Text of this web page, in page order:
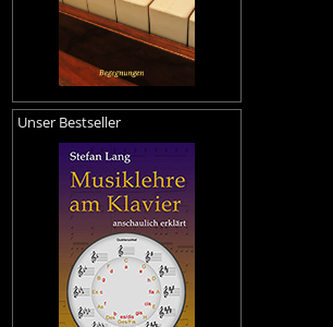
Unser Bestseller